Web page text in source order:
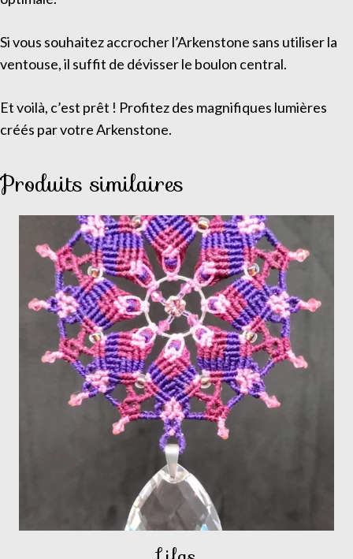
Si vous souhaitez accrocher l’Arkenstone sans utiliser la
ventouse, il suffit de dévisser le boulon central.
Et voilà, c’est prêt ! Profitez des magnifiques lumières
créés par votre Arkenstone.
Produits similaires